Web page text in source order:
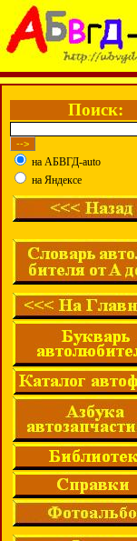
Поиск:
на АБВГД-auto
на Яндексе